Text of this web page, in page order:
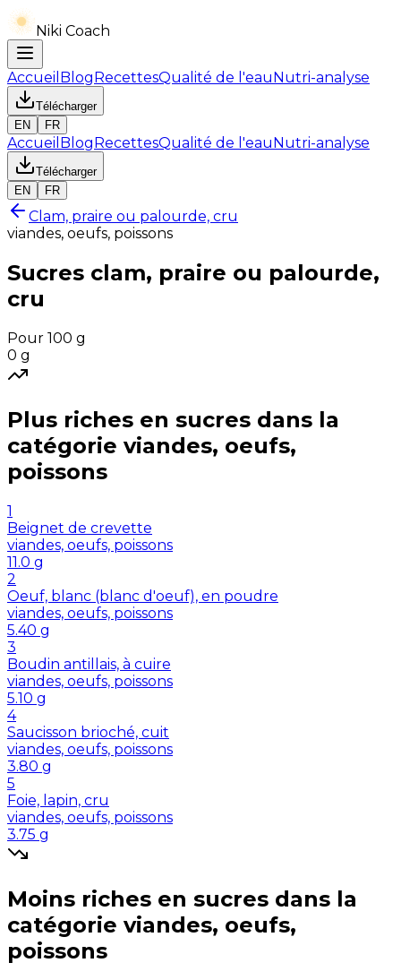
Niki Coach
Accueil BlogRecettesQualité de l'eauNutri-analyse
Télécharger
EN
FR
Accueil BlogRecettesQualité de l'eauNutri-analyse
Télécharger
EN
FR
Clam, praire ou palourde, cru
viandes, oeufs, poissons
Sucres clam, praire ou palourde,
cru
Pour 100 g
0 g
Plus riches en sucres dans la
catégorie viandes, oeufs,
poissons
1
Beignet de crevette
viandes, oeufs, poissons
11.0 g
2
Oeuf, blanc (blanc d'oeuf), en poudre
viandes, oeufs, poissons
5.40 g
3
Boudin antillais, à cuire
viandes, oeufs, poissons
5.10 g
4
Saucisson brioché, cuit
viandes, oeufs, poissons
3.80 g
5
Foie, lapin, cru
viandes, oeufs, poissons
3.75 g
Moins riches en sucres dans la
catégorie viandes, oeufs,
poissons